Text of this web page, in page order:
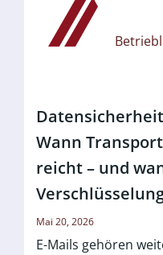
Wann
reicht – und
Mai 20, 2026
E-Mails gehören